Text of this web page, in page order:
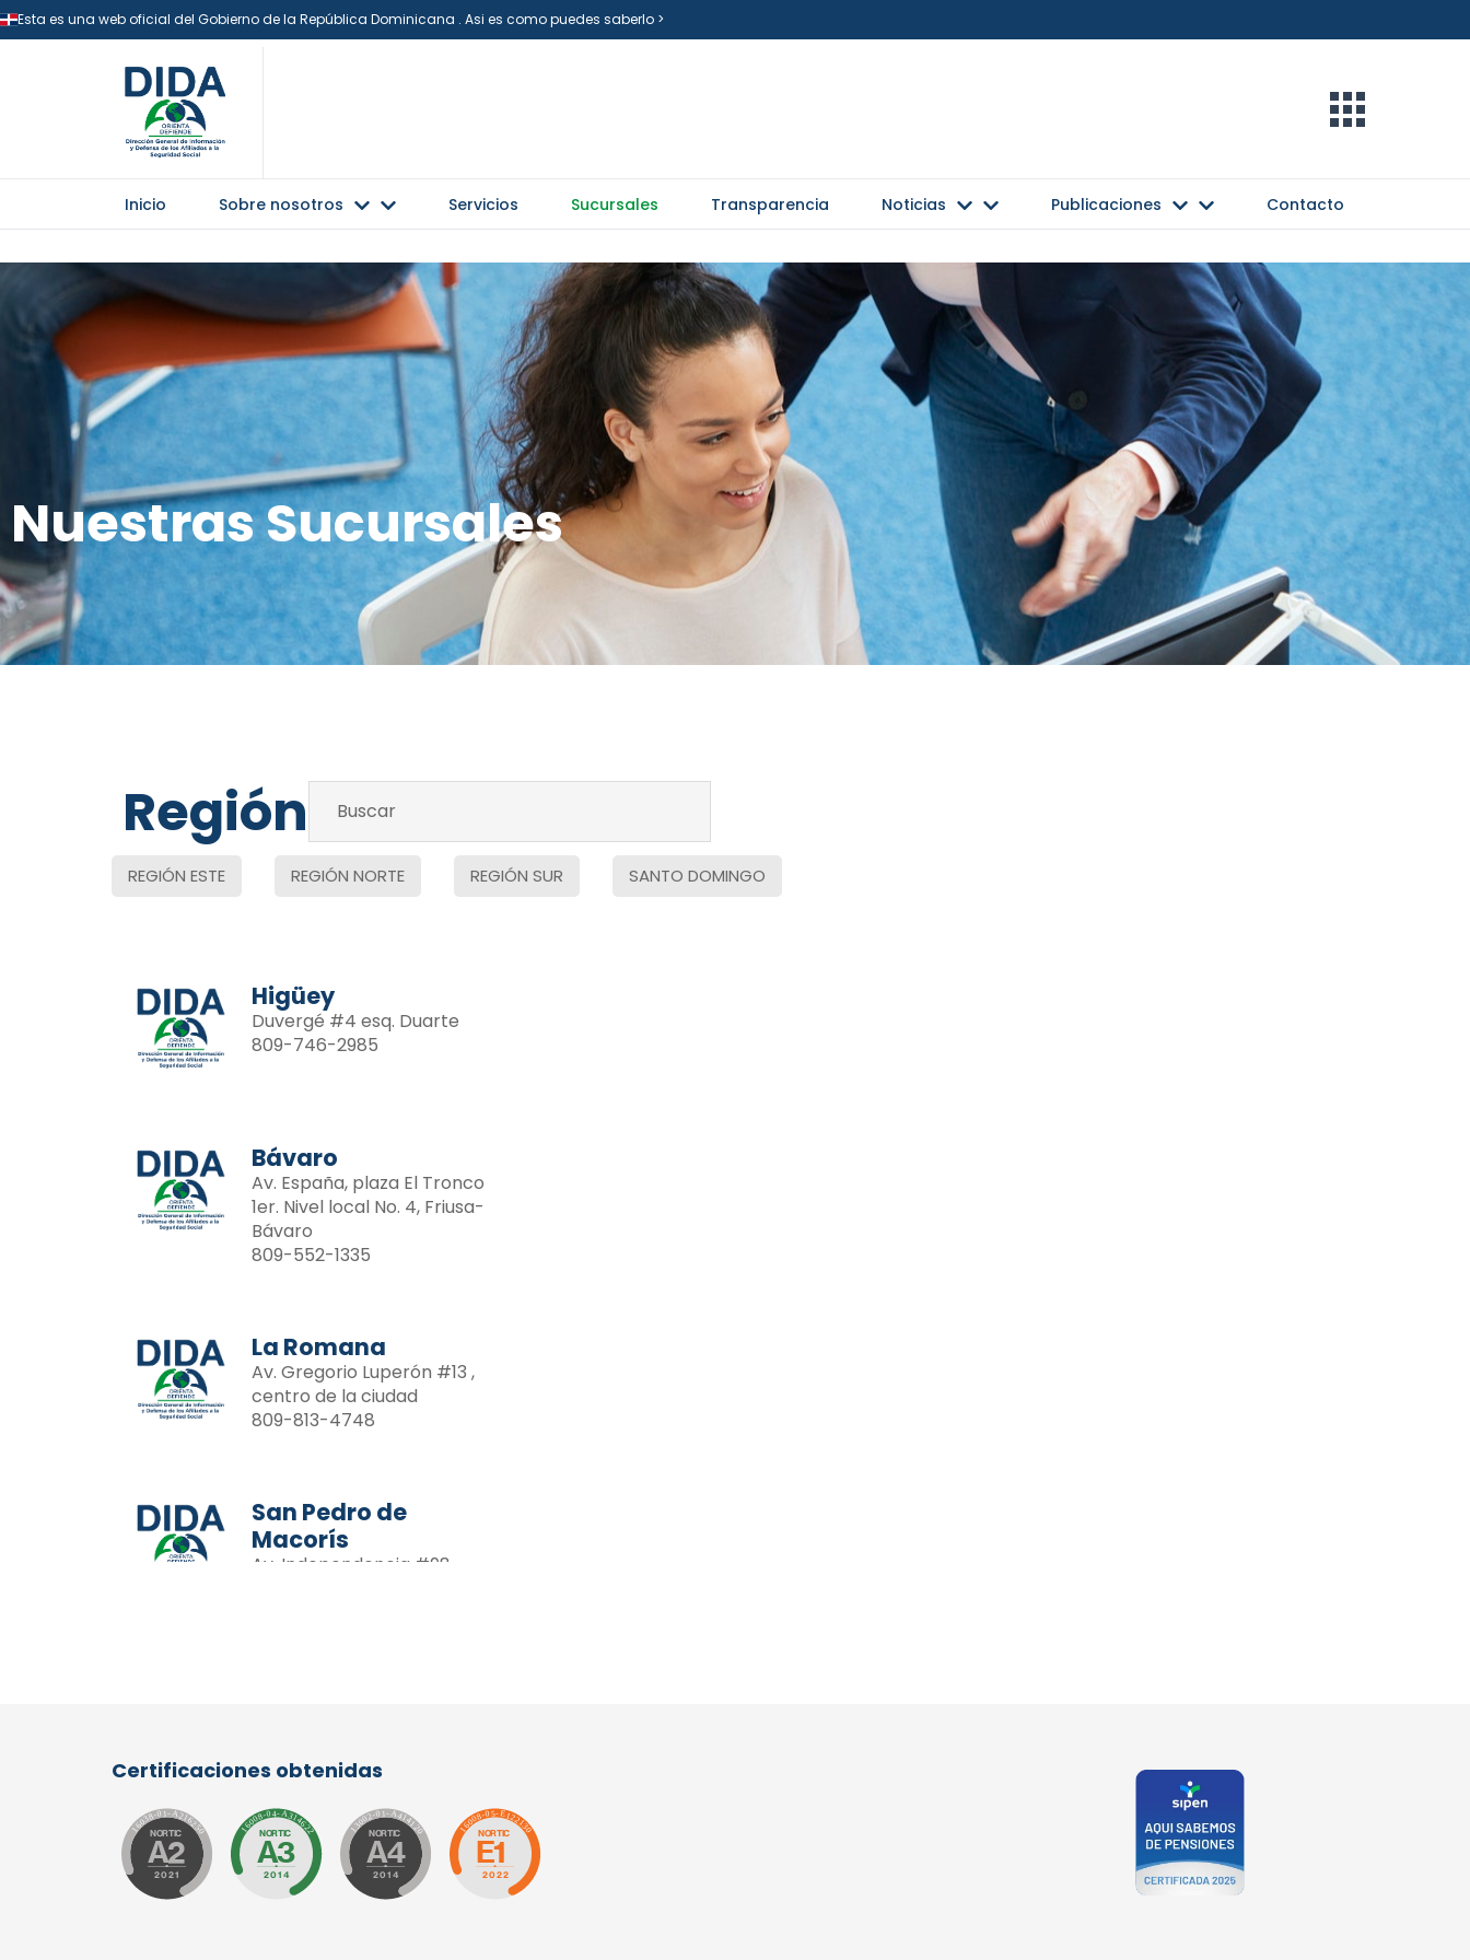
Esta es una web oficial del Gobierno de la República Dominicana . Asi es como puedes saberlo >
Inicio Sobre nosotros Servicios Sucursales Transparencia Noticias Publicaciones Contacto
Nuestras Sucursales
Región
REGIÓN ESTE REGIÓN NORTE REGIÓN SUR SANTO DOMINGO
Higüey
Duvergé #4 esq. Duarte
809-746-2985
Bávaro
Av. España, plaza El Tronco
1er. Nivel local No. 4, Friusa-
Bávaro
809-552-1335
La Romana
Av. Gregorio Luperón #13 ,
centro de la ciudad
809-813-4748
San Pedro de
Macorís
Av. Independencia #98,
Bahoruco
Calle Luis Felipe González
Certificaciones obtenidas